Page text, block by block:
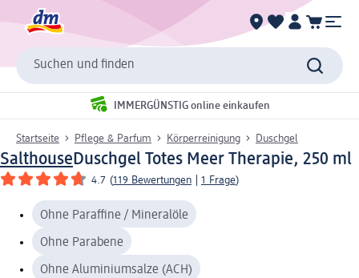
Suchen und finden
IMMERGÜNSTIG online einkaufen
Startseite Pflege & Parfum Körperreinigung Duschgel
SalthouseDuschgel Totes Meer Therapie, 250 ml
4.7 (119 Bewertungen 1 Frage)
Ohne Paraffine / Mineralöle
Ohne Parabene
Ohne Aluminiumsalze (ACH)